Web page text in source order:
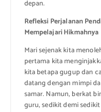
depan.
Refleksi Perjalanan
Mempelajari Hikmahnya
Mari sejenak kita
pertama kita
kita betapa gugup dan
datang dengan mimpi
samar. Namun, berkat
guru, sedikit demi